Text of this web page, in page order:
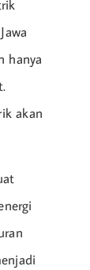
hanya
akan